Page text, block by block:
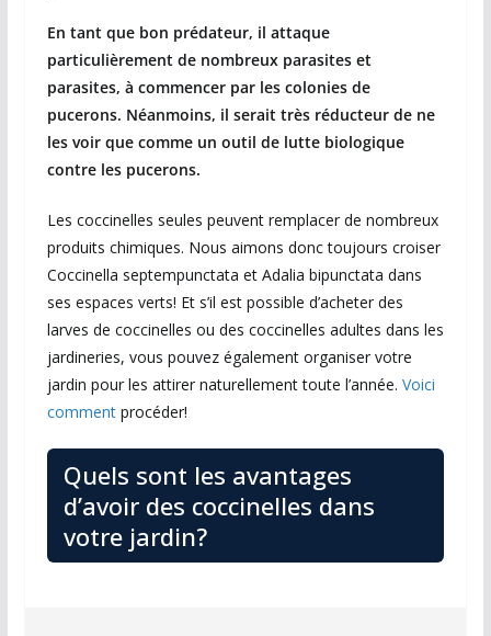
En tant que bon prédateur, il attaque
particulièrement de nombreux parasites et
parasites, à commencer par les colonies de
pucerons. Néanmoins, il serait très réducteur de ne
les voir que comme un outil de lutte biologique
contre les pucerons.
Les coccinelles seules peuvent remplacer de nombreux
produits chimiques. Nous aimons donc toujours croiser
Coccinella septempunctata et Adalia bipunctata dans
ses espaces verts! Et s’il est possible d’acheter des
larves de coccinelles ou des coccinelles adultes dans les
jardineries, vous pouvez également organiser votre
jardin pour les attirer naturellement toute l’année. Voici
commentprocéder!
Quels sont les avantages
d’avoir des coccinelles dans
votre jardin?